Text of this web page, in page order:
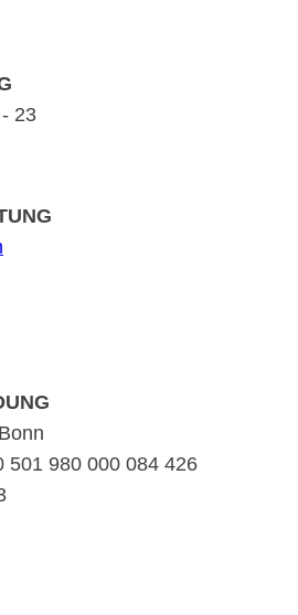
23
501 980 000 084 426